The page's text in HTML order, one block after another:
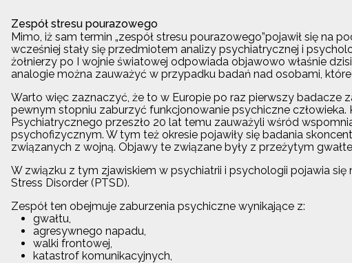
Zespół stresu pourazowego
Mimo, iż sam termin „zespół stresu pourazowego”pojawił się
wcześniej stały się przedmiotem analizy psychiatrycznej i
żołnierzy po I wojnie światowej odpowiada objawowo właśnie
analogie można zauważyć w przypadku badań nad osobami,
Warto więc zaznaczyć, że to w Europie po raz pierwszy badacze
pewnym stopniu zaburzyć funkcjonowanie psychiczne
Psychiatrycznego przeszło 20 lat temu zauważyli wśród
psychofizycznym. W tym też okresie pojawiły się badania
związanych z wojną. Objawy te związane były z przeżytym
W związku z tym zjawiskiem w psychiatrii i psychologii pojawia
Stress Disorder (PTSD).
Zespół ten obejmuje zaburzenia psychiczne wynikające z:
gwałtu,
agresywnego napadu,
walki frontowej,
katastrof komunikacyjnych,